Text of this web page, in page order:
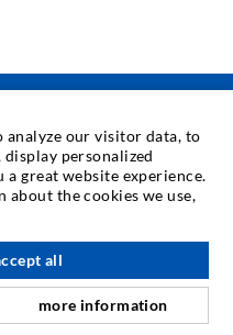
и инъектирование
вверх по адресу
analyze our visitor data, to
personalized
great website experience.
the cookies we use,
all
more information